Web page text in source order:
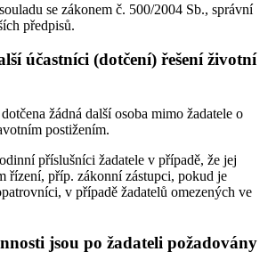
se zákonem č. 500/2004 Sb., správní
předpisů.
účastníci (dotčení) řešení životní
žádná další osoba mimo žadatele o
postižením.
příslušníci žadatele v případě, že jej
řízení, příp. zákonní zástupci, pokud je
v případě žadatelů omezených ve
jsou po žadateli požadovány